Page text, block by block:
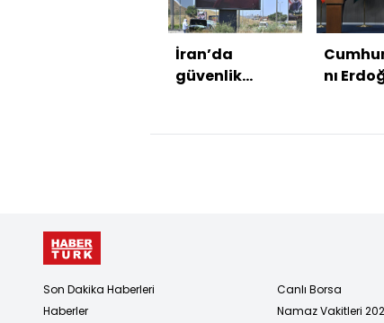
İran’da
güvenlik
lider babasının
nı
Son Dakika Haberleri
Haberler
Canlı Borsa
Namaz Vakitleri